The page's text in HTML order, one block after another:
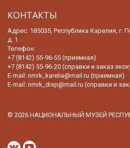
КОНТАКТЫ
Адрес: 185035, Республика Карелия, г.
д. 1
Телефон:
+7 (8142) 55-96-55 (приемная)
+7 (8142) 55-96-20 (справки и заказ
E-mail: nmrk_karelia@mail.ru (приемная)
E-mail: nmrk_disp@mail.ru (справки и
© 2026 НАЦИОНАЛЬНЫЙ МУЗЕЙ